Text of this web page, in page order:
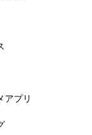
アプリ